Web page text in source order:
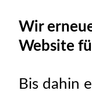
Wir
Website
Bis dahin